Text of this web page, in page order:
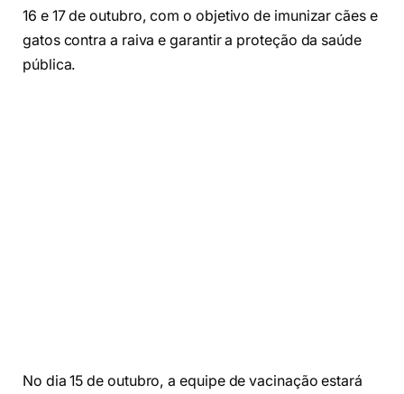
16 e 17 de outubro, com o objetivo de imunizar cães e
gatos contra a raiva e garantir a proteção da saúde
pública.
No dia 15 de outubro, a equipe de vacinação estará